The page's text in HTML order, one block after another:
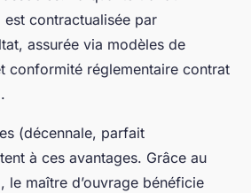
contractualisée par
assurée via modèles de
conformité réglementaire contrat
(décennale, parfait
à ces avantages. Grâce au
le maître d’ouvrage bénéficie